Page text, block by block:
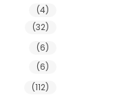
(4)
(32)
(6)
(6)
(112)